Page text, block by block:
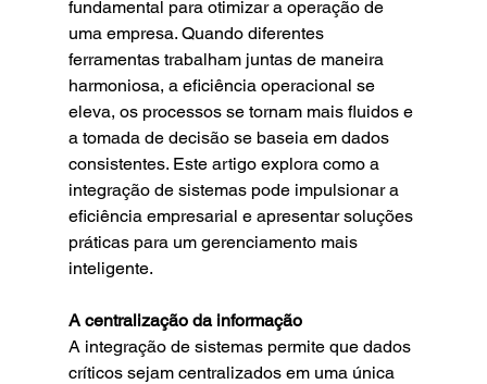
fundamental para otimizar a operação de
uma empresa. Quando diferentes
ferramentas trabalham juntas de maneira
harmoniosa, a eficiência operacional se
eleva, os processos se tornam mais fluidos e
a tomada de decisão se baseia em dados
consistentes. Este artigo explora como a
integração de sistemas pode impulsionar a
eficiência empresarial e apresentar soluções
práticas para um gerenciamento mais
inteligente.
A centralização da informação
A integração de sistemas permite que dados
críticos sejam centralizados em uma única